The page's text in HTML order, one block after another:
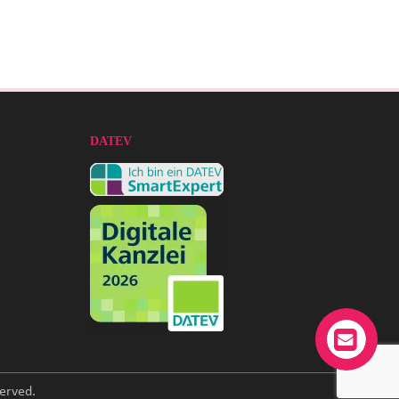
DATEV